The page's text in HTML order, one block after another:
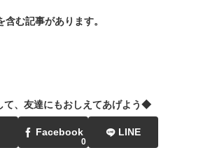
む記事があります。
、友達にもおしえてあげよう◆
Facebook
0
LINE